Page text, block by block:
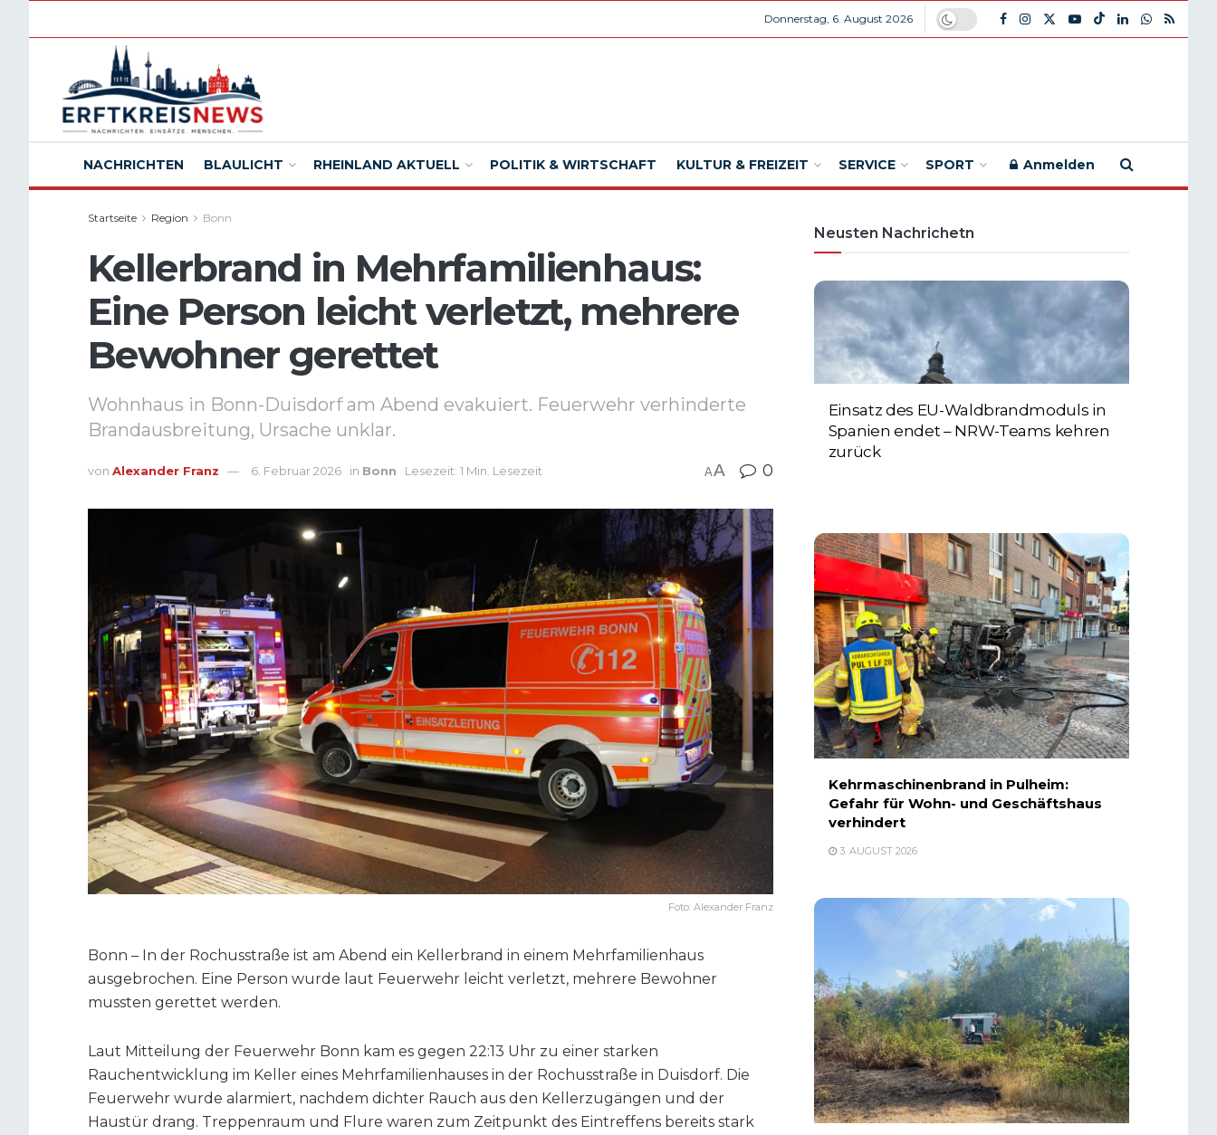
Donnerstag, 6. August 2026
NACHRICHTEN BLAULICHT RHEINLAND AKTUELL POLITIK & WIRTSCHAFT KULTUR & FREIZEIT SERVICE SPORT Anmelden
Startseite Region Bonn
Kellerbrand in Mehrfamilienhaus:
Eine Person leicht verletzt, mehrere
Bewohner gerettet
Wohnhaus in Bonn-Duisdorf am Abend evakuiert. Feuerwehr verhinderte
Brandausbreitung, Ursache unklar.
von Alexander Franz 6. Februar 2026 in Bonn Lesezeit: 1 Min. Lesezeit AA 0
Foto: Alexander Franz
Bonn – In der Rochusstraße ist am Abend ein Kellerbrand in einem Mehrfamilienhaus
ausgebrochen. Eine Person wurde laut Feuerwehr leicht verletzt, mehrere Bewohner
mussten gerettet werden.
Laut Mitteilung der Feuerwehr Bonn kam es gegen 22:13 Uhr zu einer starken
Rauchentwicklung im Keller eines Mehrfamilienhauses in der Rochusstraße in Duisdorf. Die
Feuerwehr wurde alarmiert, nachdem dichter Rauch aus den Kellerzugängen und der
Haustür drang. Treppenraum und Flure waren zum Zeitpunkt des Eintreffens bereits stark
Neusten Nachrichetn
Einsatz des EU-Waldbrandmoduls in
Spanien endet – NRW-Teams kehren
zurück
Kehrmaschinenbrand in Pulheim:
Gefahr für Wohn- und Geschäftshaus
verhindert
3. AUGUST 2026